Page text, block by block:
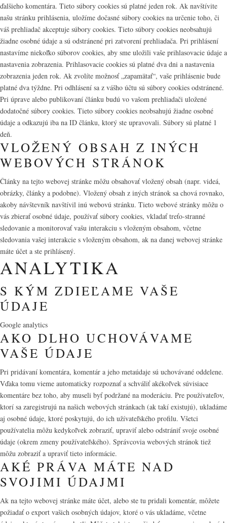
ďalšieho komentára. Tieto súbory cookies sú platné jeden rok. Ak navštívite
našu stránku prihlásenia, uložíme dočasné súbory cookies na určenie toho, či
váš prehliadač akceptuje súbory cookies. Tieto súbory cookies neobsahujú
žiadne osobné údaje a sú odstránené pri zatvorení prehliadača. Pri prihlásení
nastavíme niekoľko súborov cookies, aby sme uložili vaše prihlasovacie údaje a
nastavenia zobrazenia. Prihlasovacie cookies sú platné dva dni a nastavenia
zobrazenia jeden rok. Ak zvolíte možnosť „zapamätať“, vaše prihlásenie bude
platné dva týždne. Pri odhlásení sa z vášho účtu sú súbory cookies odstránené.
Pri úprave alebo publikovaní článku budú vo vašom prehliadači uložené
dodatočné súbory cookies. Tieto súbory cookies neobsahujú žiadne osobné
údaje a odkazujú iba na ID článku, ktorý ste upravovali. Súbory sú platné 1
deň.
VLOŽENÝ OBSAH Z INÝCH
WEBOVÝCH STRÁNOK
Články na tejto webovej stránke môžu obsahovať vložený obsah (napr. videá,
obrázky, články a podobne). Vložený obsah z iných stránok sa chová rovnako,
akoby návštevník navštívil inú webovú stránku. Tieto webové stránky môžu o
vás zbierať osobné údaje, používať súbory cookies, vkladať treťo-stranné
sledovanie a monitorovať vašu interakciu s vloženým obsahom, včetne
sledovania vašej interakcie s vloženým obsahom, ak na danej webovej stránke
máte účet a ste prihlásený.
ANALYTIKA
S KÝM ZDIEĽAME VAŠE
ÚDAJE
Google analytics
AKO DLHO UCHOVÁVAME
VAŠE ÚDAJE
Pri pridávaní komentára, komentár a jeho metaúdaje sú uchovávané oddelene.
Vďaka tomu vieme automaticky rozpoznať a schváliť akékoľvek súvisiace
komentáre bez toho, aby museli byť podržané na moderáciu. Pre používateľov,
ktorí sa zaregistrujú na našich webových stránkach (ak takí existujú), ukladáme
aj osobné údaje, ktoré poskytujú, do ich užívateľského profilu. Všetci
používatelia môžu kedykoľvek zobraziť, upraviť alebo odstrániť svoje osobné
údaje (okrem zmeny používateľského). Správcovia webových stránok tiež
môžu zobraziť a upraviť tieto informácie.
AKÉ PRÁVA MÁTE NAD
SVOJIMI ÚDAJMI
Ak na tejto webovej stránke máte účet, alebo ste tu pridali komentár, môžete
požiadať o export vašich osobných údajov, ktoré o vás ukladáme, včetne